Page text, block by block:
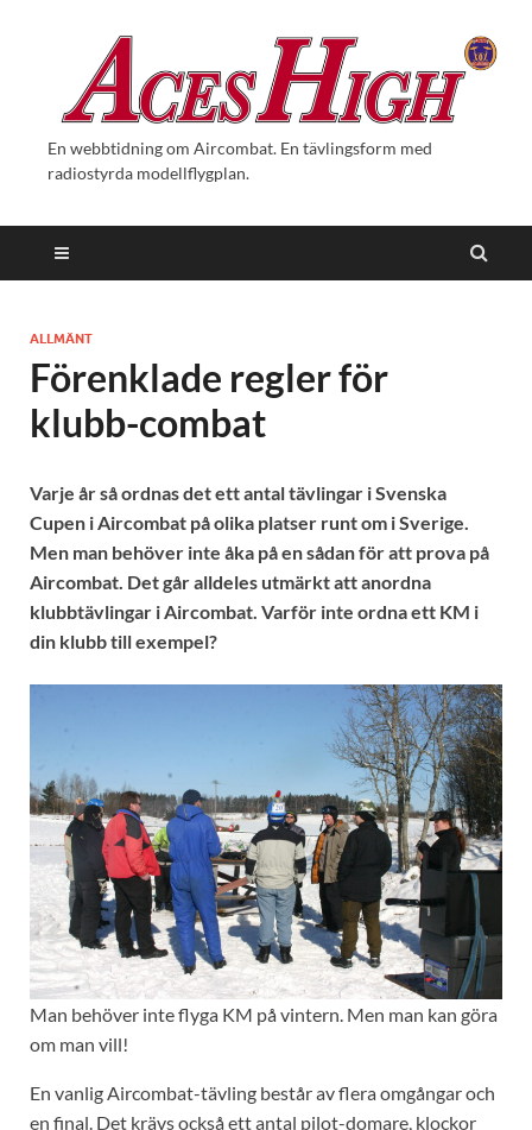
En webbtidning om Aircombat. En tävlingsform med
radiostyrda modellflygplan.
ALLMÄNT
Förenklade regler för
klubb-combat
Varje år så ordnas det ett antal tävlingar i Svenska
Cupen i Aircombat på olika platser runt om i Sverige.
Men man behöver inte åka på en sådan för att prova på
Aircombat. Det går alldeles utmärkt att anordna
klubbtävlingar i Aircombat. Varför inte ordna ett KM i
din klubb till exempel?
Man behöver inte flyga KM på vintern. Men man kan göra
om man vill!
En vanlig Aircombat-tävling består av flera omgångar och
en final. Det krävs också ett antal pilot-domare, klockor